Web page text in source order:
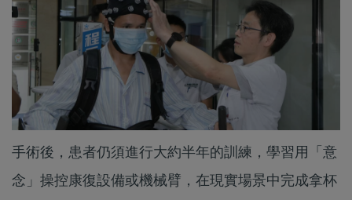
手術後，患者仍須進行大約半年的訓練，學習用「意
念」操控康復設備或機械臂，在現實場景中完成拿杯